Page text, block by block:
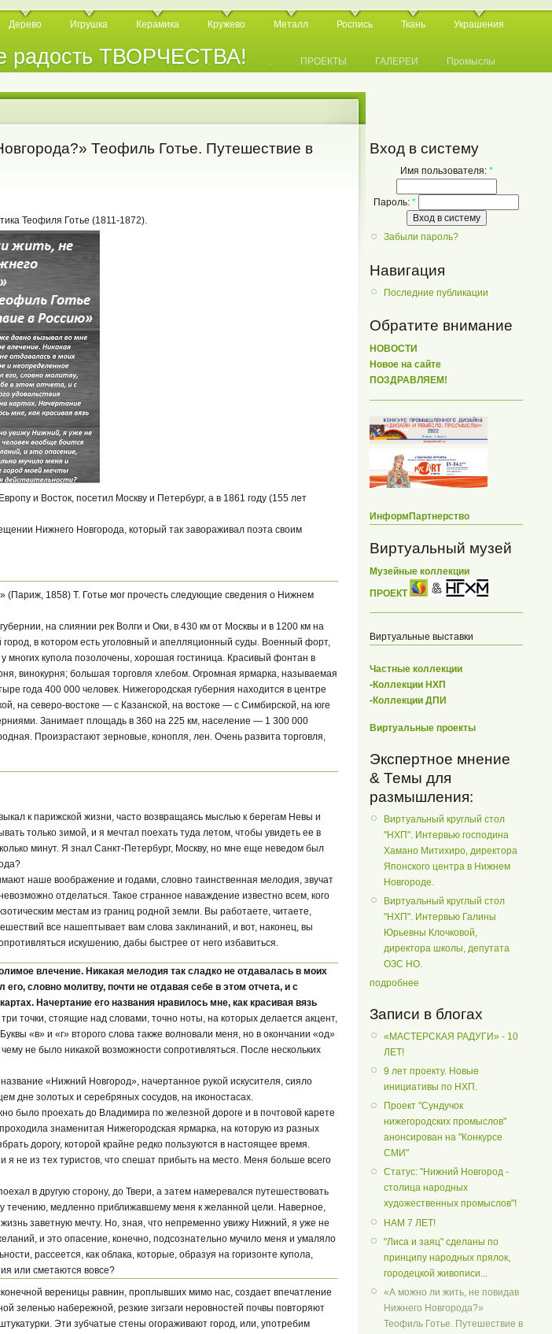
радость ТВОРЧЕСТВА!
Дерево Игрушка Керамика Кружево Металл Роспись Ткань Украшения
. . . . . . . . . ПРОЕКТЫ ГАЛЕРЕИ Промыслы
Теофиль Готье. Путешествие в
Теофиля Готье (1811-1872).
и Восток, посетил Москву и Петербург, а в 1861 году (155 лет
Нижнего Новгорода, который так завораживал поэта своим
(Париж, 1858) Т. Готье мог прочесть следующие сведения о Нижнем
на слиянии рек Волги и Оки, в 430 км от Москвы и в 1200 км на
в котором есть уголовный и апелляционный суды. Военный форт,
многих купола позолочены, хорошая гостиница. Красивый фонтан в
винокурня; большая торговля хлебом. Огромная ярмарка, называемая
года 400 000 человек. Нижегородская губерния находится в центре
на северо-востоке — с Казанской, на востоке — с Симбирской, на юге
Занимает площадь в 360 на 225 км, население — 1 300 000
Произрастают зерновые, конопля, лен. Очень развита торговля,
к парижской жизни, часто возвращаясь мыслью к берегам Невы и
только зимой, и я мечтал поехать туда летом, чтобы увидеть ее в
минут. Я знал Санкт-Петербург, Москву, но мне еще неведом был
наше воображение и годами, словно таинственная мелодия, звучат
отделаться. Такое странное наваждение известно всем, кого
местам из границ родной земли. Вы работаете, читаете,
все нашептывает вам слова заклинаний, и вот, наконец, вы
искушению, дабы быстрее от него избавиться.
влечение. Никакая мелодия так сладко не отдавалась в моих
словно молитву, почти не отдавая себе в этом отчета, и с
Начертание его названия нравилось мне, как красивая вязь
точки, стоящие над словами, точно ноты, на которых делается акцент,
«в» и «г» второго слова также волновали меня, но в окончании «од»
не было никакой возможности сопротивляться. После нескольких
«Нижний Новгород», начертанное рукой искусителя, сияло
дне золотых и серебряных сосудов, на иконостасах.
было проехать до Владимира по железной дороге и в почтовой карете
знаменитая Нижегородская ярмарка, на которую из разных
дорогу, которой крайне редко пользуются в настоящее время.
я не из тех туристов, что спешат прибыть на место. Меня больше всего
в другую сторону, до Твери, а затем намеревался путешествовать
течению, медленно приближавшему меня к желанной цели. Наверное,
заветную мечту. Но, зная, что непременно увижу Нижний, я уже не
и это опасение, конечно, подсознательно мучило меня и умаляло
рассеется, как облака, которые, образуя на горизонте купола,
или сметаются вовсе?
вереницы равнин, проплывших мимо нас, создает впечатление
зеленью набережной, резкие зигзаги неровностей почвы повторяют
Эти зубчатые стены огораживают город, или, употребим
Вход в систему
Имя пользователя: *
Пароль: *
Забыли пароль?
Навигация
Последние публикации
Обратите внимание
НОВОСТИ
Новое на сайте
ПОЗДРАВЛЯЕМ!
ИнформПартнерство
Виртуальный музей
Музейные коллекции
ПРОЕКТ
Виртуальные выставки
Частные коллекции
-Коллекции НХП
-Коллекции ДПИ
Виртуальные проекты
Экспертное мнение
& Темы для
размышления:
Виртуальный круглый стол
"НХП". Интервью господина
Хамано Митихиро, директора
Японского центра в Нижнем
Новгороде.
Виртуальный круглый стол
"НХП". Интервью Галины
Юрьевны Клочковой,
директора школы, депутата
ОЗС НО.
подробнее
Записи в блогах
«МАСТЕРСКАЯ РАДУГИ» - 10
ЛЕТ!
9 лет проекту. Новые
инициативы по НХП.
Проект "Сундучок
нижегородских промыслов"
анонсирован на "Конкурсе
СМИ"
Статус: "Нижний Новгород -
столица народных
художественных промыслов"!
НАМ 7 ЛЕТ!
"Лиса и заяц" сделаны по
принципу народных прялок,
городецкой живописи...
«А можно ли жить, не повидав
Нижнего Новгорода?»
Теофиль Готье. Путешествие в